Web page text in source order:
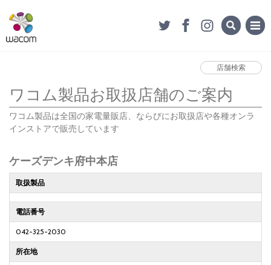
店舗検索
ワコム製品お取扱店舗のご案内
ワコム製品は全国の家電量販店、ならびにお取扱店や各種オンラ
インストアで販売しています
ケーズデンキ府中本店
取扱製品
電話番号
042-325-2030
所在地